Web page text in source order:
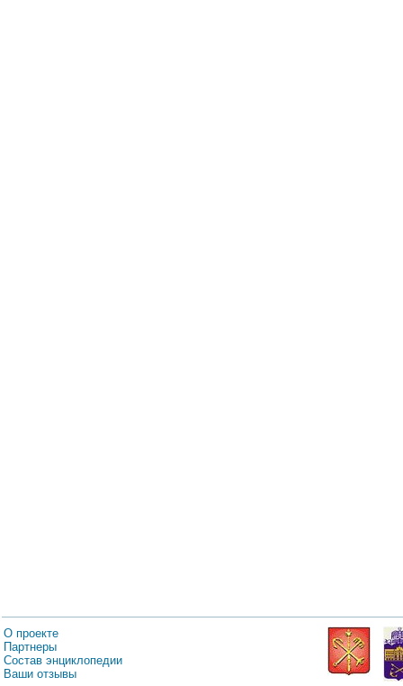
О проекте
Партнеры
Состав энциклопедии
Ваши отзывы